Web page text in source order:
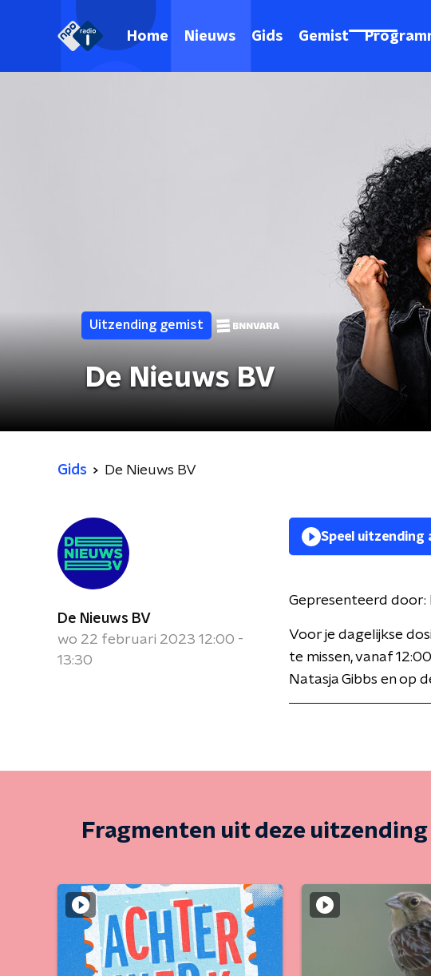
Home Nieuws Gids Gemist
Uitzending gemist
De Nieuws BV
Gids De Nieuws BV
De Nieuws BV
wo 22 februari 2023 12:00 -
13:30
Speel uitzending
Gepresenteerd door:
Voor je dagelijkse
te missen, vanaf
Natasja Gibbs en op
Fragmenten uit deze uitzending